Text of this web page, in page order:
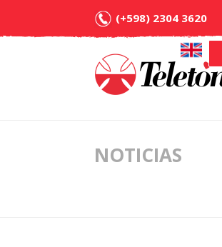
(+598) 2304 3620
NOTICIAS